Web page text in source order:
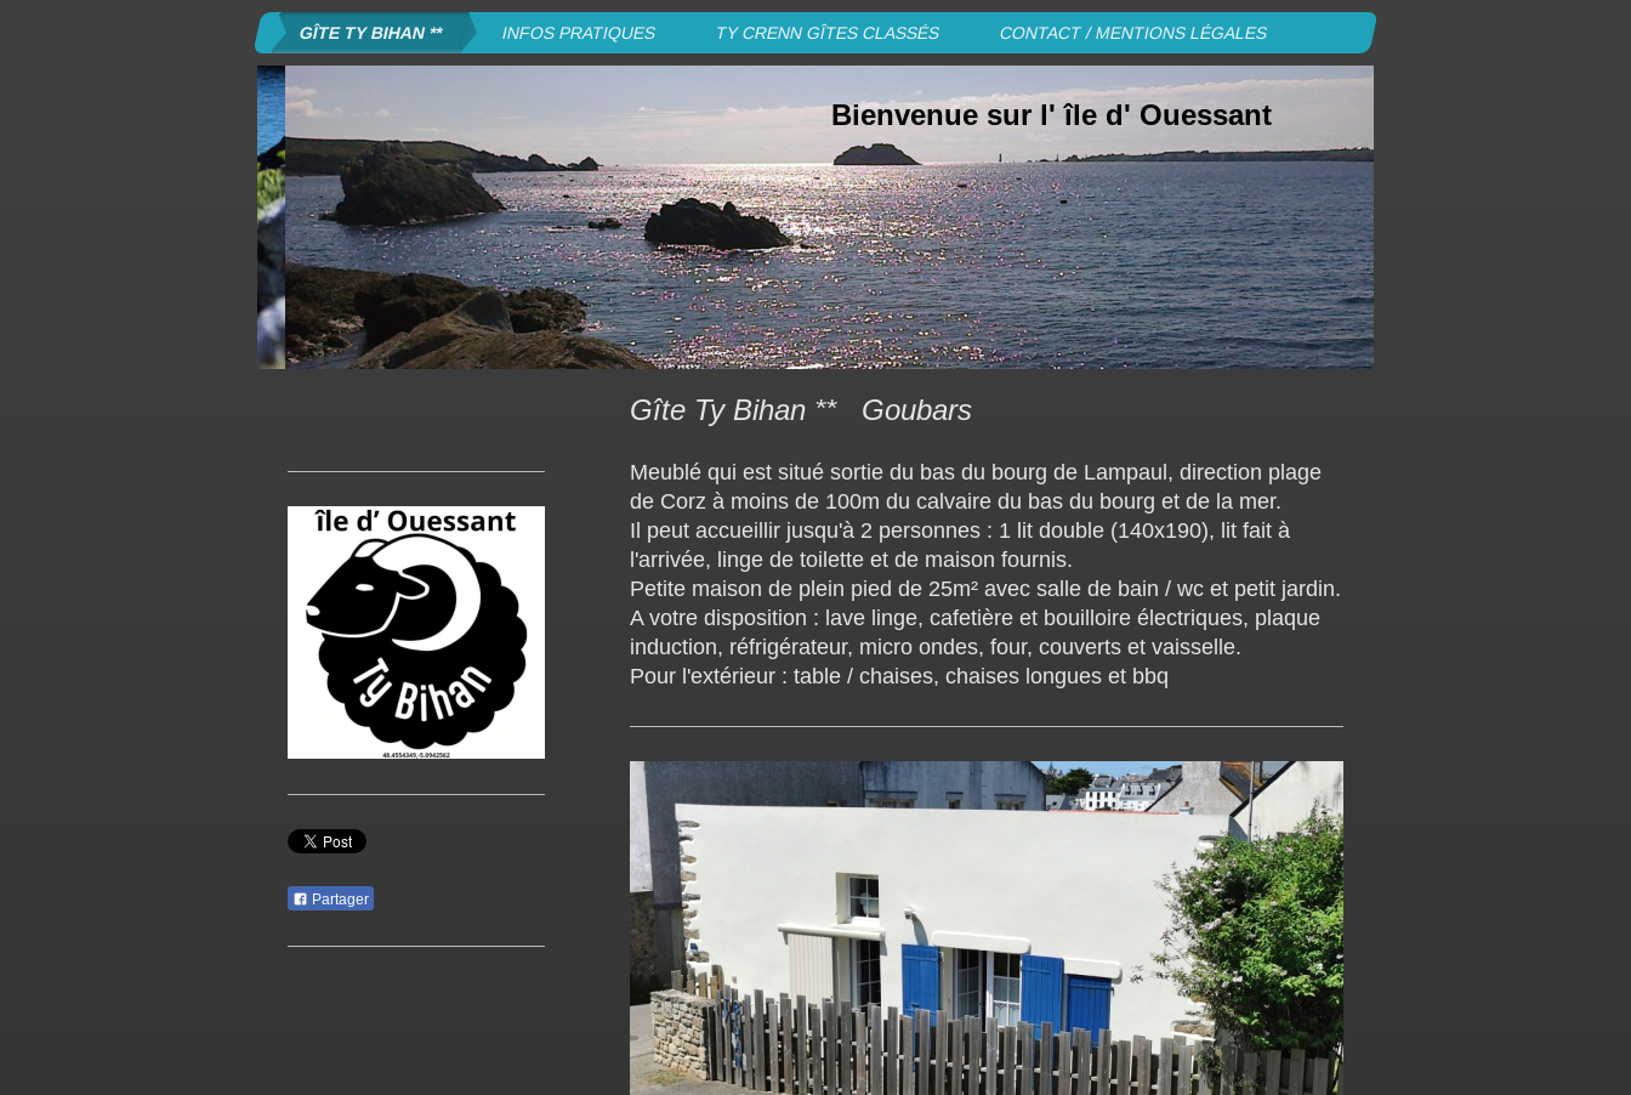
GÎTE TY BIHAN ** INFOS PRATIQUES TY CRENN GÎTES CLASSÉS CONTACT / MENTIONS LÉGALES
Bienvenue sur l' île d' Ouessant
Gîte Ty Bihan ** Goubars
Meublé qui est situé sortie du bas du bourg de Lampaul, direction plage
de Corz à moins de 100m du calvaire du bas du bourg et de la mer.
Il peut accueillir jusqu'à 2 personnes : 1 lit double (140x190), lit fait à
l'arrivée, linge de toilette et de maison fournis.
Petite maison de plein pied de 25m² avec salle de bain / wc et petit jardin.
A votre disposition : lave linge, cafetière et bouilloire électriques, plaque
induction, réfrigérateur, micro ondes, four, couverts et vaisselle.
Pour l'extérieur : table / chaises, chaises longues et bbq
Partager